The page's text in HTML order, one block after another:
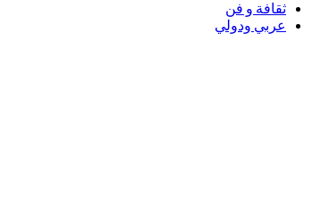
ثقافة و فن
عربي ودولي